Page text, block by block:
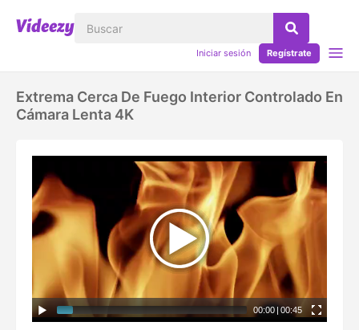
Iniciar sesión Regístrate
Extrema Cerca De Fuego Interior Controlado En
Cámara Lenta 4K
00:00 | 00:45